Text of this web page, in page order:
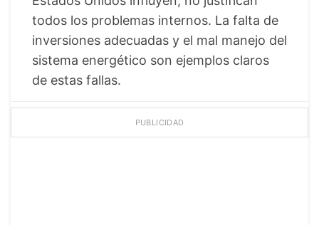
todos los problemas internos. La falta de
inversiones adecuadas y el mal manejo del
sistema energético son ejemplos claros
de estas fallas.
PUBLICIDAD